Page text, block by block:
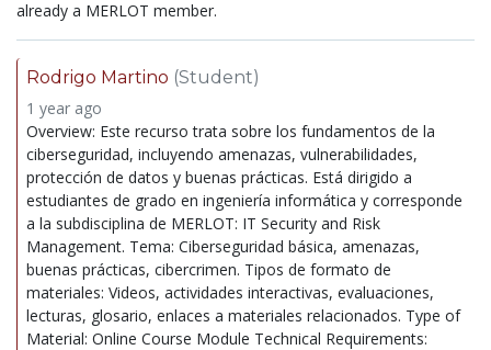
already a MERLOT member.
Rodrigo Martino (Student)
1 year ago
Overview: Este recurso trata sobre los fundamentos de la
ciberseguridad, incluyendo amenazas, vulnerabilidades,
protección de datos y buenas prácticas. Está dirigido a
estudiantes de grado en ingeniería informática y corresponde
a la subdisciplina de MERLOT: IT Security and Risk
Management. Tema: Ciberseguridad básica, amenazas,
buenas prácticas, cibercrimen. Tipos de formato de
materiales: Videos, actividades interactivas, evaluaciones,
lecturas, glosario, enlaces a materiales relacionados. Type of
Material: Online Course Module Technical Requirements: